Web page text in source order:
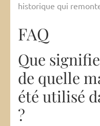
historique qui
FAQ
Que
de quelle
été utilisé
?